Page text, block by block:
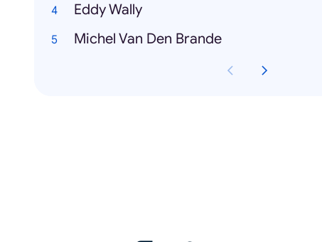
Eddy Wally
Michel Van Den Brande